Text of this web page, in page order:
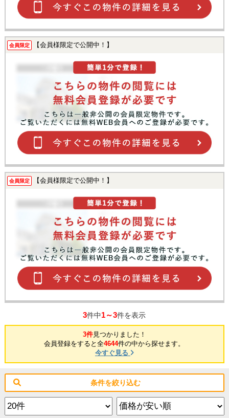
会員限定 【会員様限定で公開中！】
会員限定 【会員様限定で公開中！】
3件中1～3件を表示
3件見つかりました！
会員登録をすると全4644件の中から探せます。
今すぐ見る
条件を絞り込む